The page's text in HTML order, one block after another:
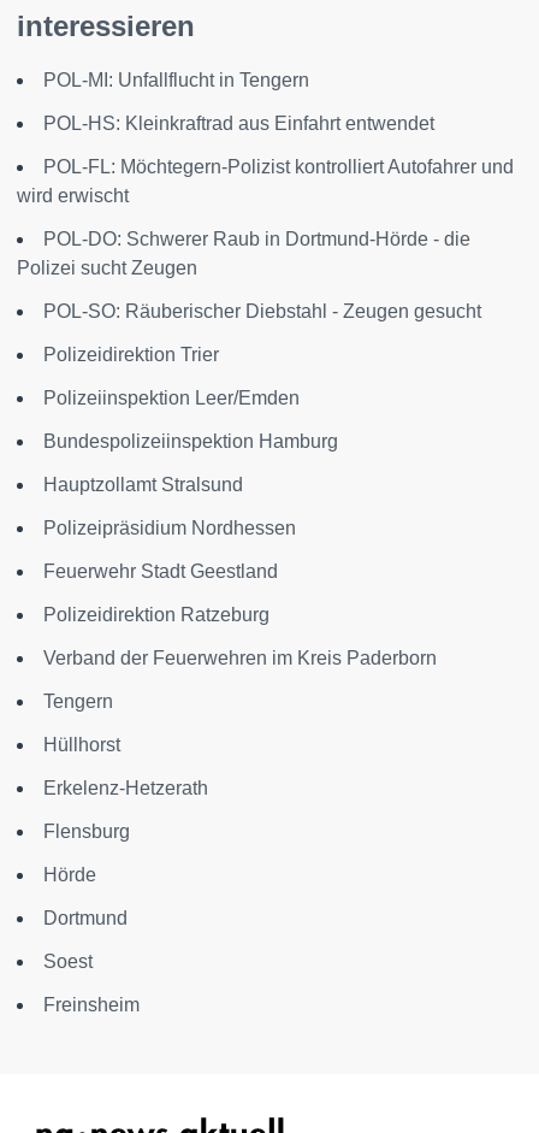
interessieren
POL-MI: Unfallflucht in Tengern
POL-HS: Kleinkraftrad aus Einfahrt entwendet
POL-FL: Möchtegern-Polizist kontrolliert Autofahrer und
wird erwischt
POL-DO: Schwerer Raub in Dortmund-Hörde - die
Polizei sucht Zeugen
POL-SO: Räuberischer Diebstahl - Zeugen gesucht
Polizeidirektion Trier
Polizeiinspektion Leer/Emden
Bundespolizeiinspektion Hamburg
Hauptzollamt Stralsund
Polizeipräsidium Nordhessen
Feuerwehr Stadt Geestland
Polizeidirektion Ratzeburg
Verband der Feuerwehren im Kreis Paderborn
Tengern
Hüllhorst
Erkelenz-Hetzerath
Flensburg
Hörde
Dortmund
Soest
Freinsheim